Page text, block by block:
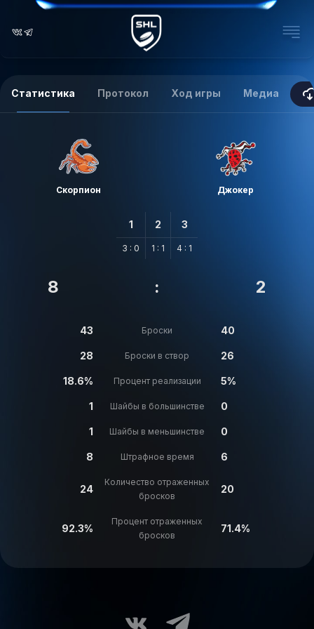
Статистика Протокол Ход игры Медиа
Скорпион Джокер
1
3 : 0
2
1 : 1
3
4 : 1
8 : 2
43 Броски 40
28 Броски в створ 26
18.6% Процент реализации 5%
1 Шайбы в большинстве 0
1 Шайбы в меньшинстве 0
8 Штрафное время 6
24
Количество отраженных
бросков
20
92.3%
Процент отраженных
бросков
71.4%